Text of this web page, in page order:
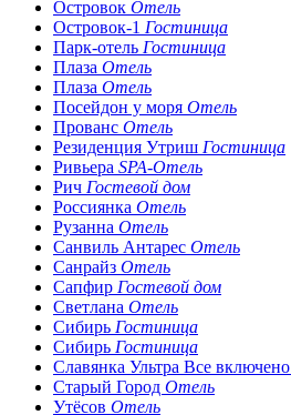
Островок Отель
Островок-1 Гостиница
Парк-отель Гостиница
Плаза Отель
Плаза Отель
Посейдон у моря Отель
Прованс Отель
Резиденция Утриш Гостиница
Ривьера SPA-Отель
Рич Гостевой дом
Россиянка Отель
Рузанна Отель
Санвиль Антарес Отель
Санрайз Отель
Сапфир Гостевой дом
Светлана Отель
Сибирь Гостиница
Сибирь Гостиница
Славянка Ультра Все включено
Старый Город Отель
Утёсов Отель